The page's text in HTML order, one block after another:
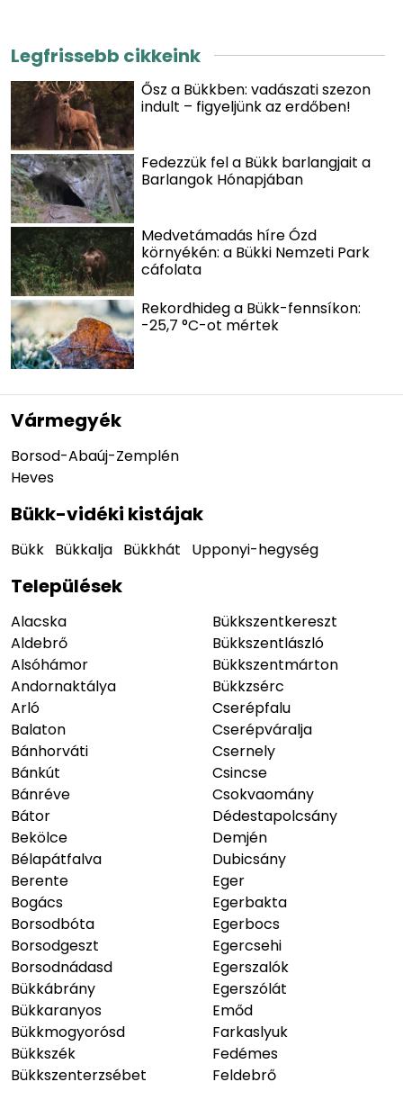
Legfrissebb cikkeink
Ősz a Bükkben: vadászati szezon
indult – figyeljünk az erdőben!
Fedezzük fel a Bükk barlangjait a
Barlangok Hónapjában
Medvetámadás híre Ózd
környékén: a Bükki Nemzeti Park
cáfolata
Rekordhideg a Bükk-fennsíkon:
-25,7 °C-ot mértek
Vármegyék
Borsod-Abaúj-Zemplén
Heves
Bükk-vidéki kistájak
Bükk Bükkalja Bükkhát Upponyi-hegység
Települések
Alacska
Aldebrő
Alsóhámor
Andornaktálya
Arló
Balaton
Bánhorváti
Bánkút
Bánréve
Bátor
Bekölce
Bélapátfalva
Berente
Bogács
Borsodbóta
Borsodgeszt
Borsodnádasd
Bükkábrány
Bükkaranyos
Bükkmogyorósd
Bükkszék
Bükkszenterzsébet
Bükkszentkereszt
Bükkszentlászló
Bükkszentmárton
Bükkzsérc
Cserépfalu
Cserépváralja
Csernely
Csincse
Csokvaomány
Dédestapolcsány
Demjén
Dubicsány
Eger
Egerbakta
Egerbocs
Egercsehi
Egerszalók
Egerszólát
Emőd
Farkaslyuk
Fedémes
Feldebrő